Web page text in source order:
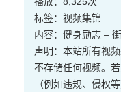
标签： 视频集锦
内容：健身励志 –
声明：本站所有视
不存储任何视频。
（例如违规、侵权